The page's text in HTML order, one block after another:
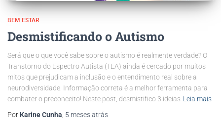
BEM ESTAR
Desmistificando o Autismo
Será que o que você sabe sobre o autismo é realmente verdade? O
Transtorno do Espectro Autista (TEA) ainda é cercado por muitos
mitos que prejudicam a inclusão e o entendimento real sobre a
neurodiversidade. Informação correta é a melhor ferramenta para
combater o preconceito! Neste post, desmistifico 3 ideias Leia mais
Por Karine Cunha 5 mesesatrás